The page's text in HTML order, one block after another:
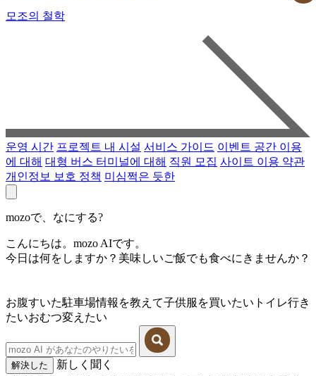
모조의 철학
운영 시간 프로젝트 내 시설 서비스 가이드 이벤트 공간 이용
에 대해 대형 버스 터미널에 대해 직원 모집 사이트 이용 약관
개인정보 보호 정책 미심쩍은 듯한
mozoで、なにする?
こんにちは。mozo AIです。
今日は何をしますか？美味しいご飯でも食べにきませんか？
お腹すいた駐車場情報を教えて子供服を買いたい トイレ行き
たいおむつ変えたい
解決した
新しく聞く